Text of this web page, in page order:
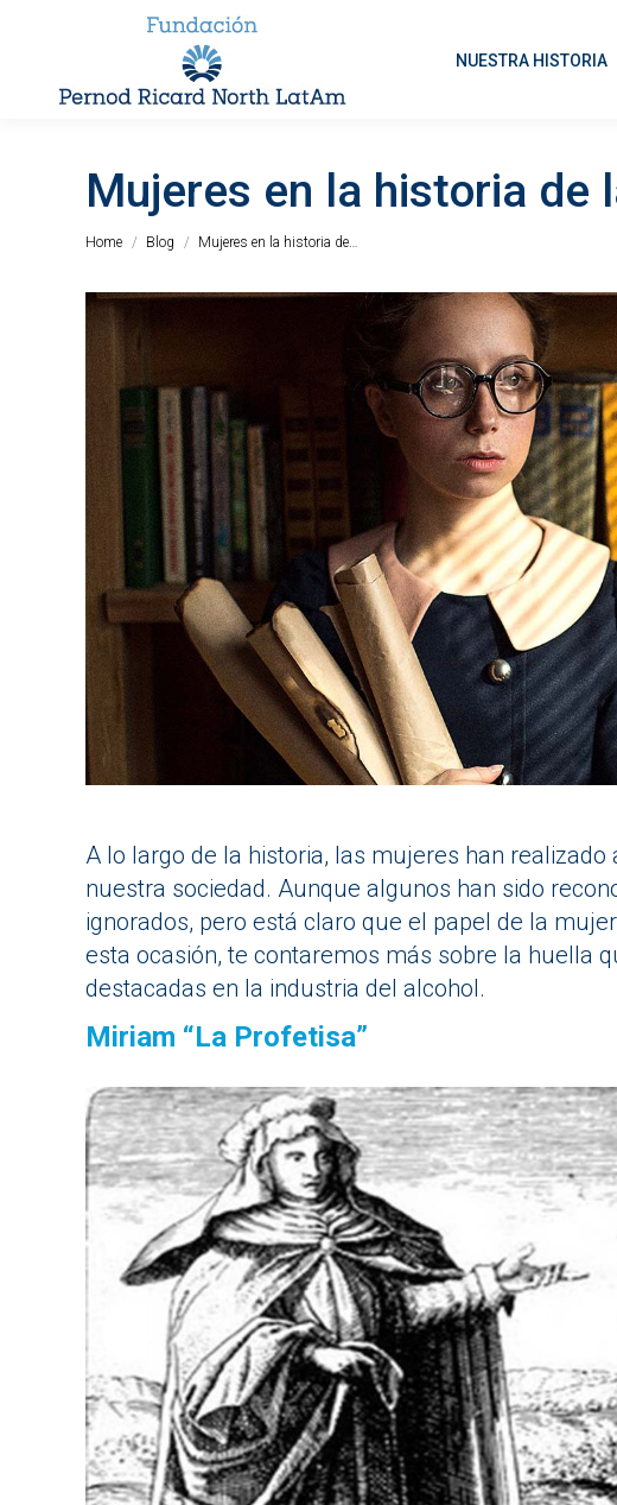
NUESTRA HISTORIA
Mujeres en la historia de
You are here:
Home Blog Mujeres en la historia de…
A lo largo de la historia, las mujeres han
nuestra sociedad. Aunque algunos han sido
ignorados, pero está claro que el papel de la
esta ocasión, te contaremos más sobre la huella
destacadas en la industria del alcohol.
Miriam “La Profetisa”